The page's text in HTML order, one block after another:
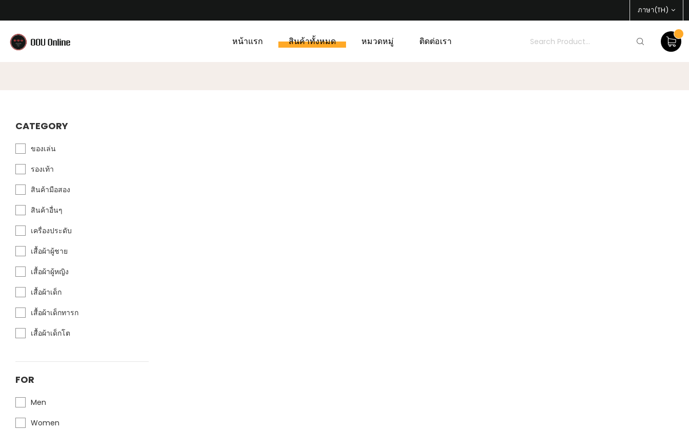
ภาษา(TH)
หน้าแรก สินค้าทั้งหมด หมวดหมู่ ติดต่อเรา
CATEGORY
ของเล่น
รองเท้า
สินค้ามือสอง
สินค้าอื่นๆ
เครื่องประดับ
เสื้อผ้าผู้ชาย
เสื้อผ้าผู้หญิง
เสื้อผ้าเด็ก
เสื้อผ้าเด็กทารก
เสื้อผ้าเด็กโต
FOR
Men
Women